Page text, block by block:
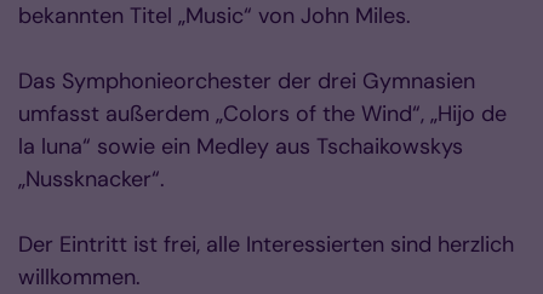
bekannten Titel „Music“ von John Miles.
Das Symphonieorchester der drei Gymnasien
umfasst außerdem „Colors of the Wind“, „Hijo de
la luna“ sowie ein Medley aus Tschaikowskys
„Nussknacker“.
Der Eintritt ist frei, alle Interessierten sind herzlich
willkommen.